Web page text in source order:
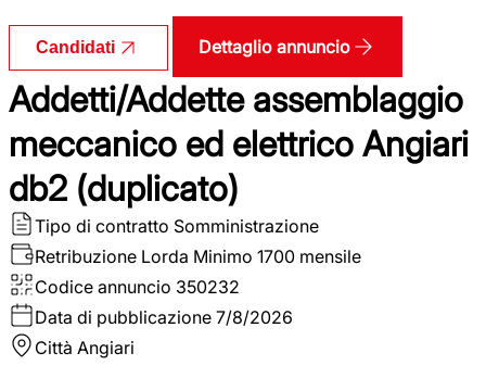
Candidati Dettaglio annuncio
Addetti/Addette assemblaggio
meccanico ed elettrico Angiari
db2 (duplicato)
Tipo di contratto Somministrazione
Retribuzione Lorda Minimo 1700 mensile
Codice annuncio 350232
Data di pubblicazione 7/8/2026
Città Angiari